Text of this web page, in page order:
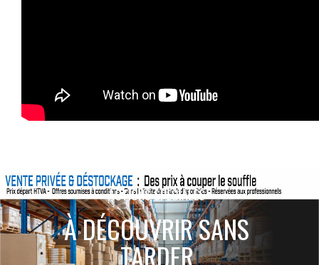
ACTIONS SPÉCIALES
À DÉCOUVRIR SANS
TARDER